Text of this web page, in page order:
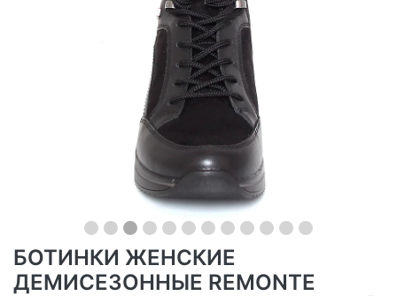
БОТИНКИ ЖЕНСКИЕ
ДЕМИСЕЗОННЫЕ REMONTE